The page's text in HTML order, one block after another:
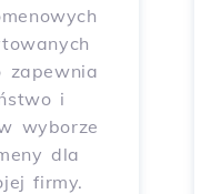
zapewnia
i
wyborze
dla
firmy.